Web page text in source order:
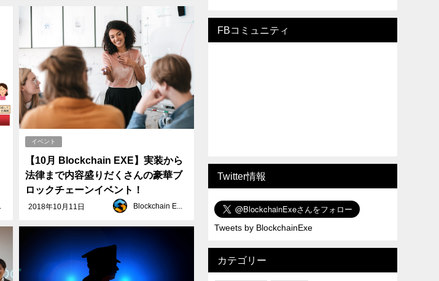
イベント
【10月 Blockchain EXE】実装から
法律まで内容盛りだくさんの豪華ブ
ロックチェーンイベント！
2018年10月11日 Blockchain EXE
FBコミュニティ
Twitter情報
Tweets by BlockchainExe
カテゴリー